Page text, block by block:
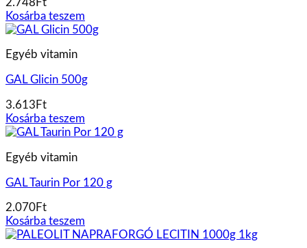
Kosárba teszem
Egyéb vitamin
GAL Glicin 500g
3.613 Ft
Kosárba teszem
Egyéb vitamin
GAL Taurin Por 120 g
2.070Ft
Kosárba teszem